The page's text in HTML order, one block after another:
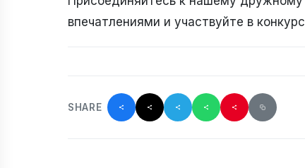
впечатлениями и участвуйте в
SHARE